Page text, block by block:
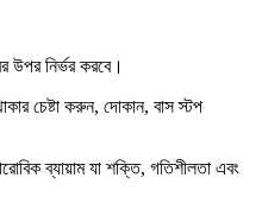
উপর নির্ভর করবে।
চেষ্টা করুন, দোকান, বাস স্টপ
ব্যায়াম যা শক্তি, গতিশীলতা এবং